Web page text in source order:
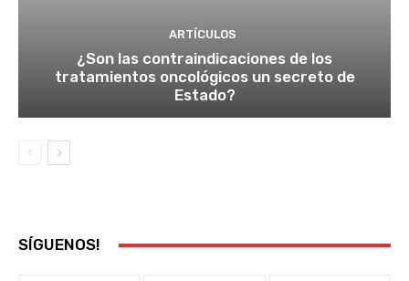
ARTÍCULOS
¿Son las contraindicaciones de los
tratamientos oncológicos un secreto de
Estado?
SÍGUENOS!